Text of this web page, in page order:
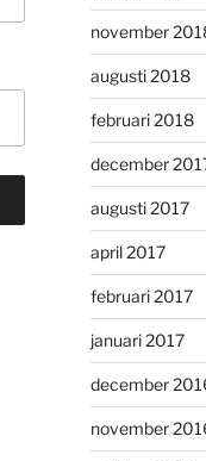
november
augusti 2018
februari 2018
december
augusti 2017
april 2017
februari 2017
januari 2017
december
november